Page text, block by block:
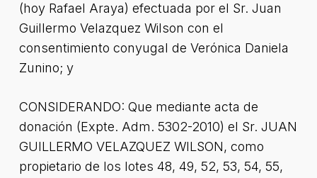
(hoy Rafael Araya) efectuada por el Sr. Juan
Guillermo Velazquez Wilson con el
consentimiento conyugal de Verónica Daniela
Zunino; y
CONSIDERANDO: Que mediante acta de
donación (Expte. Adm. 5302-2010) el Sr. JUAN
GUILLERMO VELAZQUEZ WILSON, como
propietario de los lotes 48, 49, 52, 53, 54, 55,